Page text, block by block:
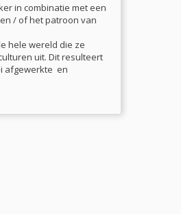
in combinatie met een
/ of het patroon van
hele wereld die ze
uit. Dit resulteert
afgewerkte en